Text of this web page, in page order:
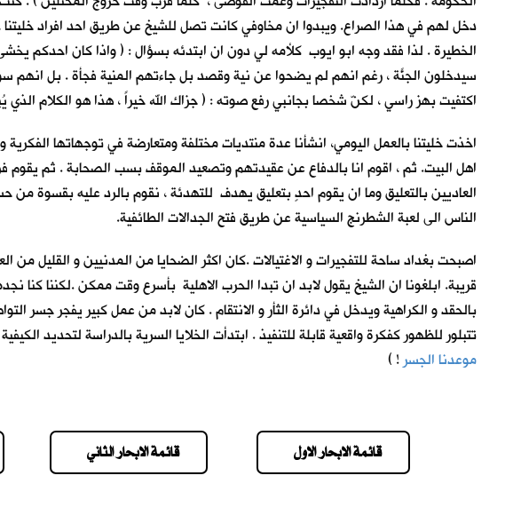
دخل لهم في هذا الصراع. ويبدوا ان مخاوفي كانت تصل للشيخ عن طريق احد افراد
الخطيرة . لذا فقد وجه ابو ايوب كلأمه لي دون ان ابتدئه بسؤال : ( واذا كان احدكم
سيدخلون الجنّة ، رغم انهم لم يضحوا عن نية وقصد بل جاءتهم المنية فجأةً . بل انهم
اكتفيت بهز راسي ، لكنّ شخصا بجانبي رفع صوته : ( جزاك الله خيراً ، هذا هو الكلام الذي
اخذت خليتنا بالعمل اليومي، انشأنا عدة منتديات مختلفة ومتعارضة في توجهاتها
اهل البيت. ثم ، اقوم انا بالدفاع عن عقيدتهم وتصعيد الموقف بسب الصحابة . ثم يقوم
العاديين بالتعليق وما ان يقوم احدٍ بتعليق يهدف للتهدئة ، نقوم بالرد عليه بقسوة
الناس الى لعبة الشطرنج السياسية عن طريق فتح الجدالات الطائفية.
اصبحت بغداد ساحة للتفجيرات و الاغتيالات .كان اكثر الضحايا من المدنيين و القليل من
قريبة. ابلغونا ان الشيخ يقول لابد ان تبدا الحرب الاهلية بأسرع وقت ممكن .لكننا
بالحقد و الكراهية ويدخل في دائرة الثأر و الانتقام . كان لابد من عمل كبير يفجر
تتبلور للظهور كفكرة واقعية قابلة للتنفيذ . ابتدأت الخلايا السرية بالدراسة لتحديد
موعدنا الجسر!
)
قائمة الابحار الثاني قائمة الابحار الاول